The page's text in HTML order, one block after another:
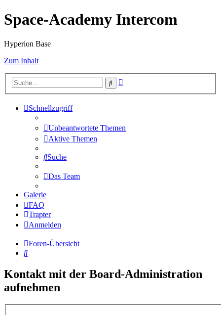
Space-Academy Intercom
Hyperion Base
Zum Inhalt
Suche
Schnellzugriff
Unbeantwortete Themen
Aktive Themen
Suche
Das Team
Galerie
FAQ
Trapter
Anmelden
Foren-Übersicht
Suche
Kontakt mit der Board-Administration
aufnehmen